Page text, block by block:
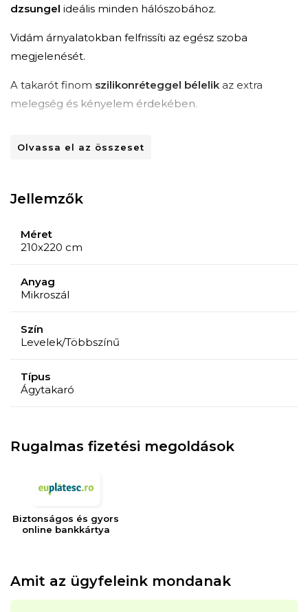
dzsungel ideális minden hálószobához.
Vidám árnyalatokban felfrissíti az egész szoba
megjelenését.
A takarót finom szilikonréteggel bélelik az extra
melegség és kényelem érdekében.
megjelenését.
Fogalmazás:
Töltelék: szilikon rost 100 gr / m2
Olvassa el az összeset
Jellemzők
Méret
210x220 cm
Anyag
Mikroszál
Szín
Levelek/Többszínű
Típus
Ágytakaró
Rugalmas fizetési megoldások
Biztonságos és gyors
online bankkártya
Amit az ügyfeleink mondanak